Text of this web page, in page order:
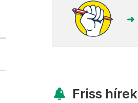
Friss hírek